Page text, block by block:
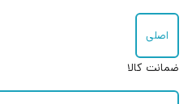
اصلی
ضمانت کالا